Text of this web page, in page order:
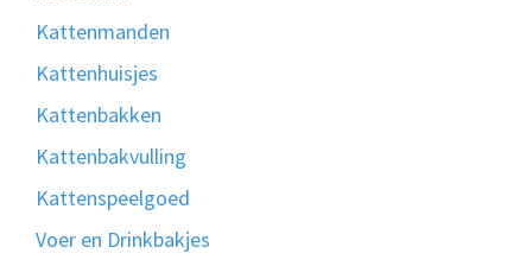
Kattenmanden
Kattenhuisjes
Kattenbakken
Kattenbakvulling
Kattenspeelgoed
Voer en Drinkbakjes